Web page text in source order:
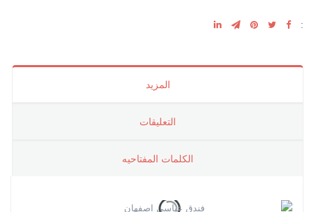
:
المزيد
التعليقات
الکلمات المفتاحیه